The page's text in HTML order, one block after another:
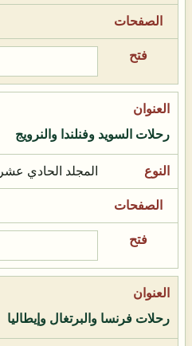
رحلات السويد وفنلندا والنرويج
المجلد الحادي عشر
رحلات فرنسا والبرتغال وإيطاليا